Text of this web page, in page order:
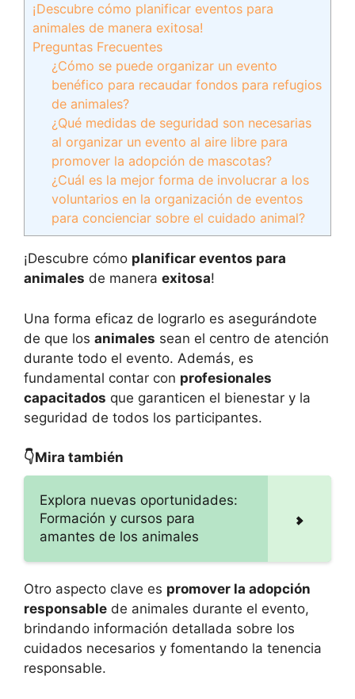
¡Descubre cómo planificar eventos para
animales de manera exitosa!
Preguntas Frecuentes
¿Cómo se puede organizar un evento
benéfico para recaudar fondos para refugios
de animales?
¿Qué medidas de seguridad son necesarias
al organizar un evento al aire libre para
promover la adopción de mascotas?
¿Cuál es la mejor forma de involucrar a los
voluntarios en la organización de eventos
para concienciar sobre el cuidado animal?
¡Descubre cómo planificar eventos para
animales de manera exitosa!
Una forma eficaz de lograrlo es asegurándote
de que los animales sean el centro de atención
durante todo el evento. Además, es
fundamental contar con profesionales
capacitados que garanticen el bienestar y la
seguridad de todos los participantes.
👇Mira también
Explora nuevas oportunidades:
Formación y cursos para
amantes de los animales
Otro aspecto clave es promover la adopción
responsable de animales durante el evento,
brindando información detallada sobre los
cuidados necesarios y fomentando la tenencia
responsable.